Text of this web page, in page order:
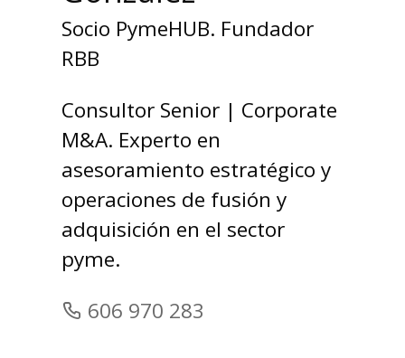
Socio PymeHUB. Fundador
RBB
Consultor Senior | Corporate
M&A. Experto en
asesoramiento estratégico y
operaciones de fusión y
adquisición en el sector
pyme.
606 970 283